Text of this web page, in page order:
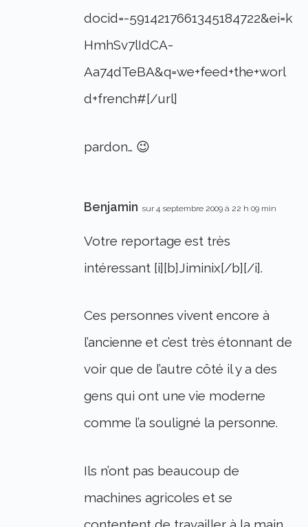
docid=-5914217661345184722&ei=k
HmhSv7lIdCA-
Aa74dTeBA&q=we+feed+the+worl
d+french#[/url]
pardon… 😉
Benjamin sur 4 septembre 2009 à 22 h 09 min
Votre reportage est très
intéressant [i][b]Jiminix[/b][/i].
Ces personnes vivent encore à
l’ancienne et c’est très étonnant de
voir que de l’autre côté il y a des
gens qui ont une vie moderne
comme l’a souligné la personne.
Ils n’ont pas beaucoup de
machines agricoles et se
contentent de travailler à la main